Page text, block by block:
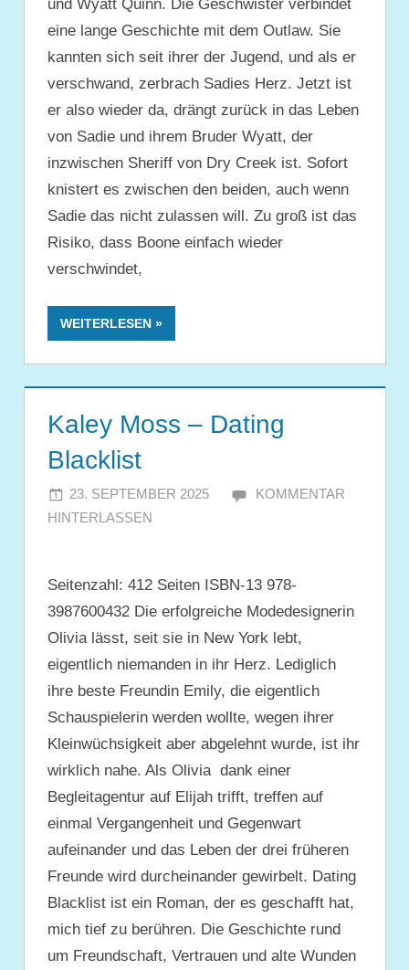
und Wyatt Quinn. Die Geschwister verbindet
eine lange Geschichte mit dem Outlaw. Sie
kannten sich seit ihrer der Jugend, und als er
verschwand, zerbrach Sadies Herz. Jetzt ist
er also wieder da, drängt zurück in das Leben
von Sadie und ihrem Bruder Wyatt, der
inzwischen Sheriff von Dry Creek ist. Sofort
knistert es zwischen den beiden, auch wenn
Sadie das nicht zulassen will. Zu groß ist das
Risiko, dass Boone einfach wieder
verschwindet,
WEITERLESEN
Kaley Moss – Dating
Blacklist
23. SEPTEMBER 2025 JULIA
KOMMENTAR
HINTERLASSEN
Seitenzahl: 412 Seiten ISBN-13 978-
3987600432 Die erfolgreiche Modedesignerin
Olivia lässt, seit sie in New York lebt,
eigentlich niemanden in ihr Herz. Lediglich
ihre beste Freundin Emily, die eigentlich
Schauspielerin werden wollte, wegen ihrer
Kleinwüchsigkeit aber abgelehnt wurde, ist ihr
wirklich nahe. Als Olivia dank einer
Begleitagentur auf Elijah trifft, treffen auf
einmal Vergangenheit und Gegenwart
aufeinander und das Leben der drei früheren
Freunde wird durcheinander gewirbelt. Dating
Blacklist ist ein Roman, der es geschafft hat,
mich tief zu berühren. Die Geschichte rund
um Freundschaft, Vertrauen und alte Wunden